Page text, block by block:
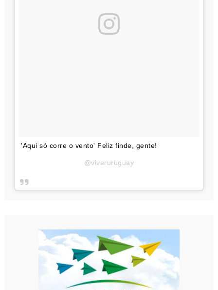
'Aqui só corre o vento' Feliz finde, gente!
@viveruruguay